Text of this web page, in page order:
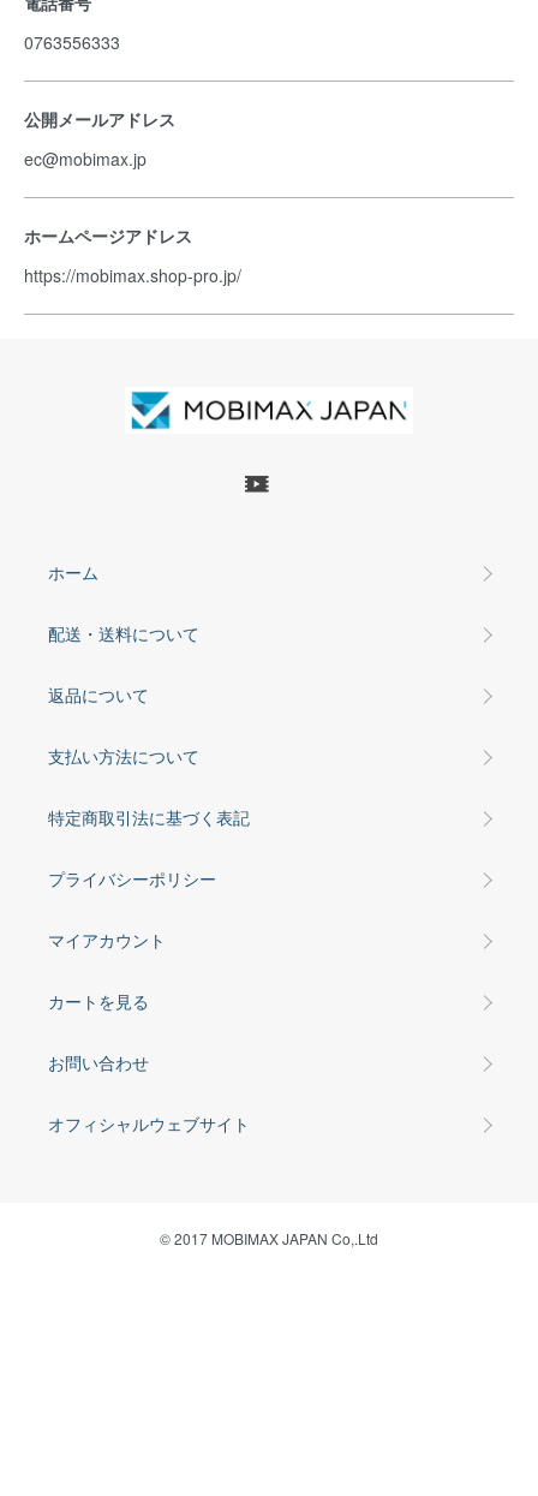
0763556333
公開メールアドレス
ec@mobimax.jp
ホームページアドレス
https://mobimax.shop-pro.jp/
ホーム
配送・送料について
返品について
支払い方法について
特定商取引法に基づく表記
プライバシーポリシー
マイアカウント
カートを見る
お問い合わせ
オフィシャルウェブサイト
© 2017 MOBIMAX JAPAN Co,.Ltd